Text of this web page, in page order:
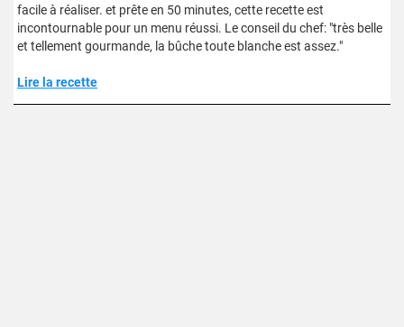
facile à réaliser. et prête en 50 minutes, cette recette est
incontournable pour un menu réussi. Le conseil du chef: "très belle
et tellement gourmande, la bûche toute blanche est assez."
Lire la recette